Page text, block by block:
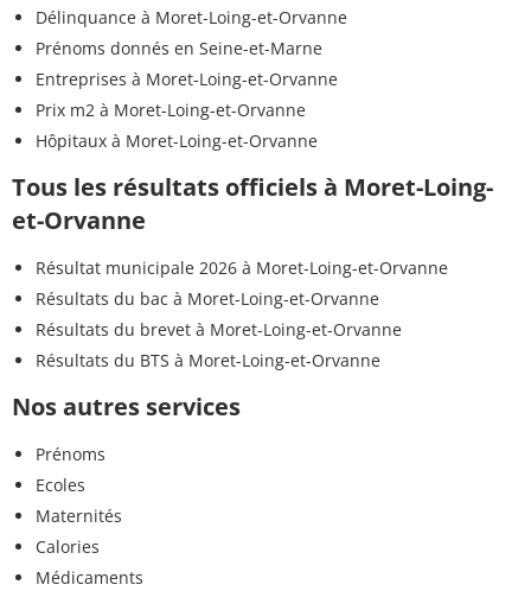
Délinquance à Moret-Loing-et-Orvanne
Prénoms donnés en Seine-et-Marne
Entreprises à Moret-Loing-et-Orvanne
Prix m2 à Moret-Loing-et-Orvanne
Hôpitaux à Moret-Loing-et-Orvanne
Tous les résultats officiels à Moret-Loing-
et-Orvanne
Résultat municipale 2026 à Moret-Loing-et-Orvanne
Résultats du bac à Moret-Loing-et-Orvanne
Résultats du brevet à Moret-Loing-et-Orvanne
Résultats du BTS à Moret-Loing-et-Orvanne
Nos autres services
Prénoms
Ecoles
Maternités
Calories
Médicaments